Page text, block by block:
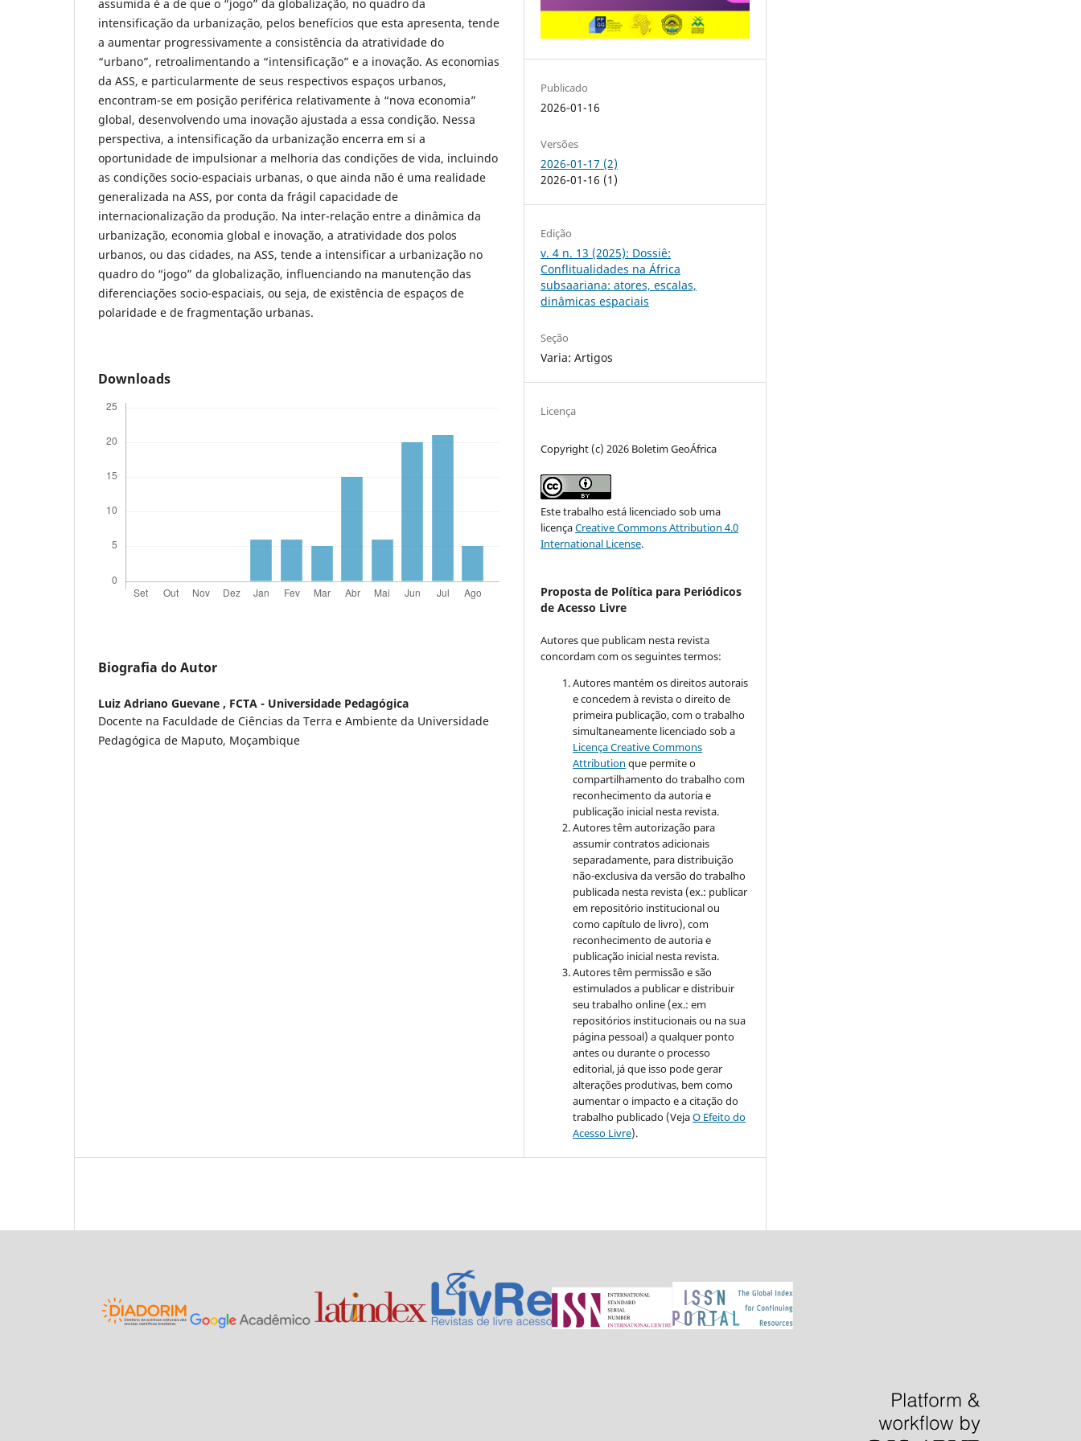
assumida é a de que o “jogo” da globalização, no quadro da
intensificação da urbanização, pelos benefícios que esta apresenta, tende
a aumentar progressivamente a consistência da atratividade do
“urbano”, retroalimentando a “intensificação” e a inovação. As economias
da ASS, e particularmente de seus respectivos espaços urbanos,
encontram-se em posição periférica relativamente à “nova economia”
global, desenvolvendo uma inovação ajustada a essa condição. Nessa
perspectiva, a intensificação da urbanização encerra em si a
oportunidade de impulsionar a melhoria das condições de vida, incluindo
as condições socio-espaciais urbanas, o que ainda não é uma realidade
generalizada na ASS, por conta da frágil capacidade de
internacionalização da produção. Na inter-relação entre a dinâmica da
urbanização, economia global e inovação, a atratividade dos polos
urbanos, ou das cidades, na ASS, tende a intensificar a urbanização no
quadro do “jogo” da globalização, influenciando na manutenção das
diferenciações socio-espaciais, ou seja, de existência de espaços de
polaridade e de fragmentação urbanas.
Downloads
Biografia do Autor
Luiz Adriano Guevane , FCTA - Universidade Pedagógica
Docente na Faculdade de Ciências da Terra e Ambiente da Universidade
Pedagógica de Maputo, Moçambique
Publicado
2026-01-16
Versões
2026-01-17 (2)
2026-01-16 (1)
Edição
v. 4 n. 13 (2025): Dossiê:
Conflitualidades na África
subsaariana: atores, escalas,
dinâmicas espaciais
Seção
Varia: Artigos
Licença
Copyright (c) 2026 Boletim GeoÁfrica
Este trabalho está licenciado sob uma
licençaCreative Commons Attribution 4.0
International License.
Proposta de Política para Periódicos
de Acesso Livre
Autores que publicam nesta revista
concordam com os seguintes termos:
Autores mantém os direitos autorais
e concedem à revista o direito de
primeira publicação, com o trabalho
simultaneamente licenciado sob a
Licença Creative Commons
Attribution que permite o
compartilhamento do trabalho com
reconhecimento da autoria e
publicação inicial nesta revista.
Autores têm autorização para
assumir contratos adicionais
separadamente, para distribuição
não-exclusiva da versão do trabalho
publicada nesta revista (ex.: publicar
em repositório institucional ou
como capítulo de livro), com
reconhecimento de autoria e
publicação inicial nesta revista.
Autores têm permissão e são
estimulados a publicar e distribuir
seu trabalho online (ex.: em
repositórios institucionais ou na sua
página pessoal) a qualquer ponto
antes ou durante o processo
editorial, já que isso pode gerar
alterações produtivas, bem como
aumentar o impacto e a citação do
trabalho publicado (VejaO Efeito do
Acesso Livre).